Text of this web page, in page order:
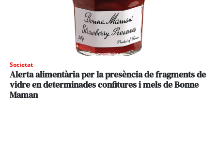
Societat
Alerta alimentària per la presència de fragments de
vidre en determinades confitures i mels de Bonne
Maman